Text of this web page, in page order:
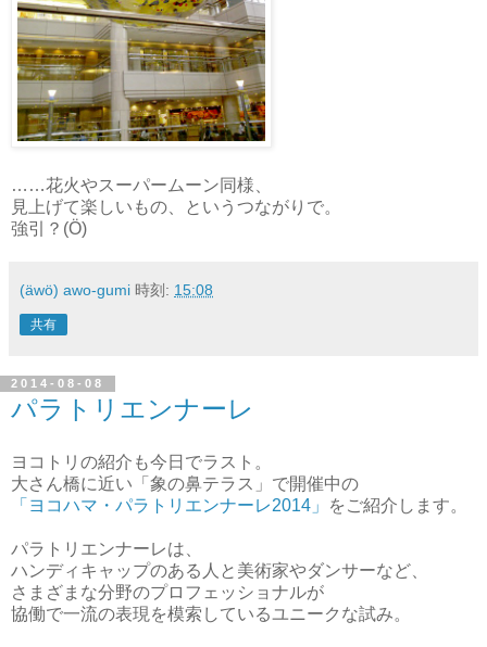
……花火やスーパームーン同様、
見上げて楽しいもの、というつながりで。
強引？(Ö)
(äwö) awo-gumi 時刻: 15:08
共有
2014-08-08
パラトリエンナーレ
ヨコトリの紹介も今日でラスト。
大さん橋に近い「象の鼻テラス」で開催中の
「ヨコハマ・パラトリエンナーレ2014」
をご紹介します。
パラトリエンナーレは、
ハンディキャップのある人と美術家やダンサーなど、
さまざまな分野のプロフェッショナルが
協働で一流の表現を模索しているユニークな試み。